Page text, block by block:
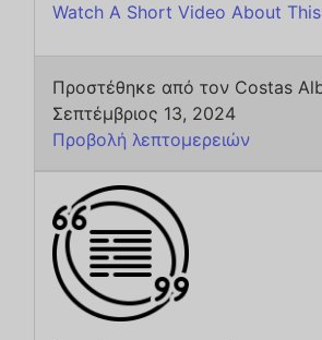
Watch A Short Video About
Προστέθηκε από τον Costas
Σεπτέμβριος 13, 2024
Προβολή λεπτομερειών